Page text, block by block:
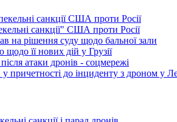
санкції" США проти Росії
на рішення суду щодо бальної зали
її нових дій у Грузії
атаки дронів - соцмережі
до інциденту з дроном у